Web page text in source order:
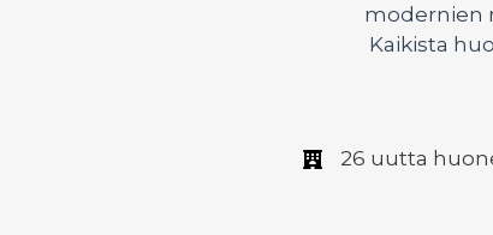
modernien
Kaikista
26 uutta